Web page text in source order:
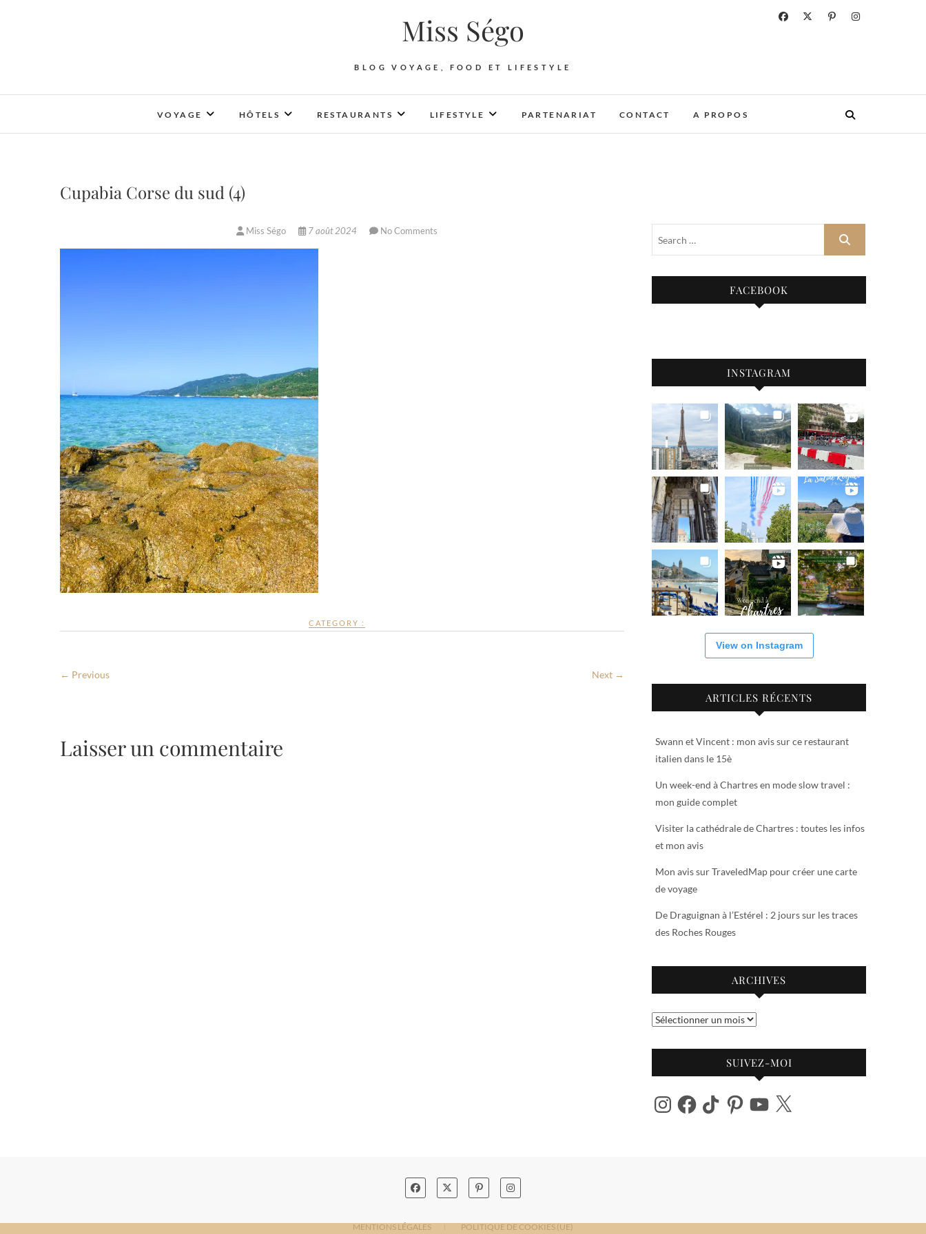
Miss Ségo
BLOG VOYAGE, FOOD ET LIFESTYLE
VOYAGE HÔTELS RESTAURANTS LIFESTYLE PARTENARIAT CONTACT A PROPOS
Cupabia Corse du sud (4)
Miss Ségo 7 août 2024 No Comments
CATEGORY :
← Previous Next →
Laisser un commentaire
FACEBOOK
INSTAGRAM
View on Instagram
ARTICLES RÉCENTS
Swann et Vincent : mon avis sur ce restaurant
italien dans le 15è
Un week-end à Chartres en mode slow travel :
mon guide complet
Visiter la cathédrale de Chartres : toutes les infos
et mon avis
Mon avis sur TraveledMap pour créer une carte
de voyage
De Draguignan à l’Estérel : 2 jours sur les traces
des Roches Rouges
ARCHIVES
Archives
SUIVEZ-MOI
InstagramFacebook
TikTok PinterestYouTube
X
MENTIONS LÉGALES POLITIQUE DE COOKIES (UE)